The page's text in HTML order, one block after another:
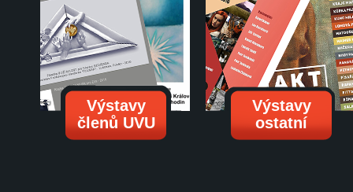
Výstavy
členů UVU
Výstavy
ostatní